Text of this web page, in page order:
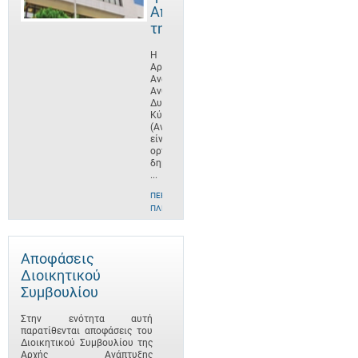
Αποστολή
της
Η
Αρχή
Ανάπτυξης
Ανθρώπινου
Δυναμικού
Κύπρου
(ΑνΑΔ)
είναι
οργανισμός
δημοσίου
...
ΠΕΡΙΣΣΌΤΕΡΕΣ
ΠΛΗΡΟΦΟΡΊΕΣ
Αποφάσεις
Διοικητικού
Συμβουλίου
Στην ενότητα αυτή
παρατίθενται αποφάσεις του
Διοικητικού Συμβουλίου της
Αρχής Ανάπτυξης